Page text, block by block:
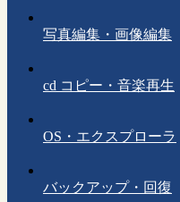
写真編集・画像編集
cd コピー・音楽再生
OS・エクスプローラ
バックアップ・回復